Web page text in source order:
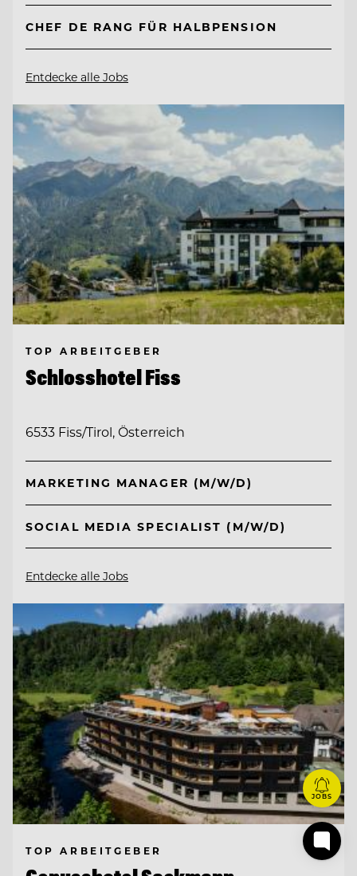
CHEF DE RANG FÜR HALBPENSION
Entdecke alle Jobs
TOP ARBEITGEBER
Schlosshotel Fiss
6533 Fiss/Tirol, Österreich
MARKETING MANAGER (M/W/D)
SOCIAL MEDIA SPECIALIST (M/W/D)
Entdecke alle Jobs
TOP ARBEITGEBER
JOBS